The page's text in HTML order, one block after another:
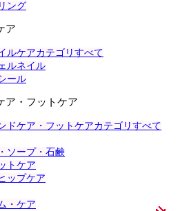
ング
ア
ルケアカテゴリすべて
ルネイル
ール
ア・フットケア
ドケア・フットケアカテゴリすべて
ソープ・石鹸
トケア
ップケア
・ケア